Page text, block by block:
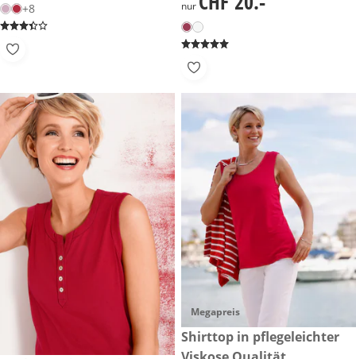
+8 nur
Megapreis
CHF 15.-
Shirttop in pflegeleichter